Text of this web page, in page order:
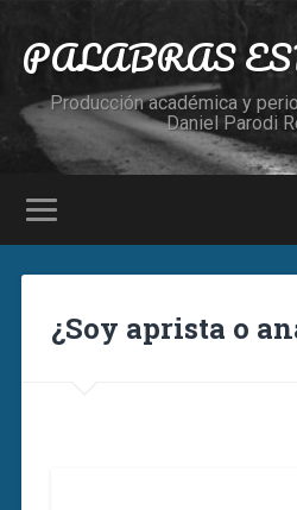
PALABRAS
Producción académica y
Daniel Parodi
¿Soy aprista o